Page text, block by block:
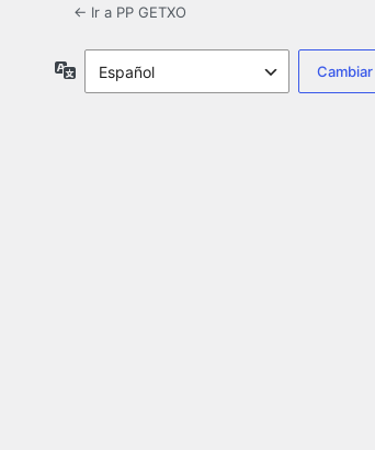
← Ir a PP GETXO
Idioma